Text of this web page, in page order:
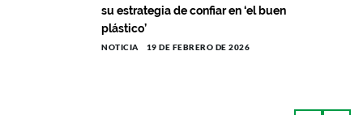
su estrategia de confiar en ‘el buen
plástico’
NOTICIA 19 DE FEBRERO DE 2026